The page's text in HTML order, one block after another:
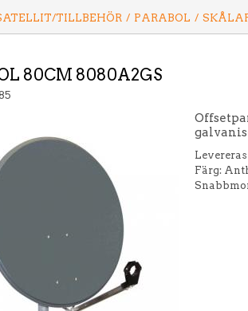
TILLBEHÖR / PARABOL /
80CM 8080A2GS
Färg: